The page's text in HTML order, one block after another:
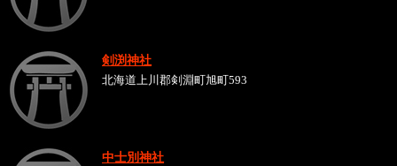
剣渕神社
北海道上川郡剣淵町旭町593
中士別神社